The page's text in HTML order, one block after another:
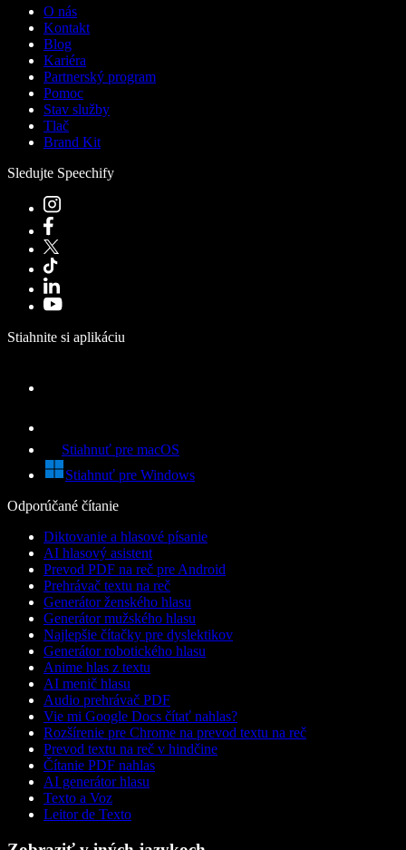
O nás
Kontakt
Blog
Kariéra
Partnerský program
Pomoc
Stav služby
Tlač
Brand Kit
Sledujte Speechify
Stiahnite si aplikáciu
Stiahnuť pre macOS
Stiahnuť pre Windows
Odporúčané čítanie
Diktovanie a hlasové písanie
AI hlasový asistent
Prevod PDF na reč pre Android
Prehrávač textu na reč
Generátor ženského hlasu
Generátor mužského hlasu
Najlepšie čítačky pre dyslektikov
Generátor robotického hlasu
Anime hlas z textu
AI menič hlasu
Audio prehrávač PDF
Vie mi Google Docs čítať nahlas?
Rozšírenie pre Chrome na prevod textu na reč
Prevod textu na reč v hindčine
Čítanie PDF nahlas
AI generátor hlasu
Texto a Voz
Leitor de Texto